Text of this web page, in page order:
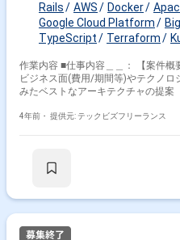
Rails
AWS Docker
Google Cloud Platform
TypeScript
Terraform
作業内容 ■仕事内容＿＿： 【案件概
ビジネス面(費用/期間等)やテクノ
みたベストなアーキテクチャの提
・ダッシュボード側のシート粒度、
析・視覚化 ・データの主力や転送
語,Python,JavaScript,TypeScript
4年前・ 提供元: テックビズフリーランス